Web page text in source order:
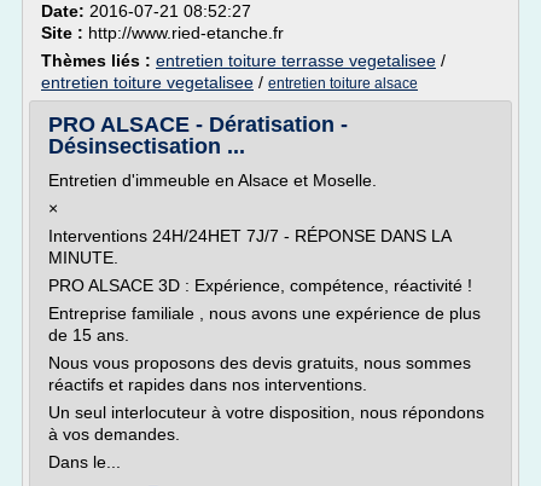
Date: 2016-07-21 08:52:27
Site : http://www.ried-etanche.fr
Thèmes liés : entretien toiture terrasse vegetalisee /
entretien toiture vegetalisee / entretien toiture alsace
PRO ALSACE - Dératisation -
Désinsectisation ...
Entretien d'immeuble en Alsace et Moselle.
×
Interventions 24H/24HET 7J/7 - RÉPONSE DANS LA
MINUTE.
PRO ALSACE 3D : Expérience, compétence, réactivité !
Entreprise familiale , nous avons une expérience de plus
de 15 ans.
Nous vous proposons des devis gratuits, nous sommes
réactifs et rapides dans nos interventions.
Un seul interlocuteur à votre disposition, nous répondons
à vos demandes.
Dans le...